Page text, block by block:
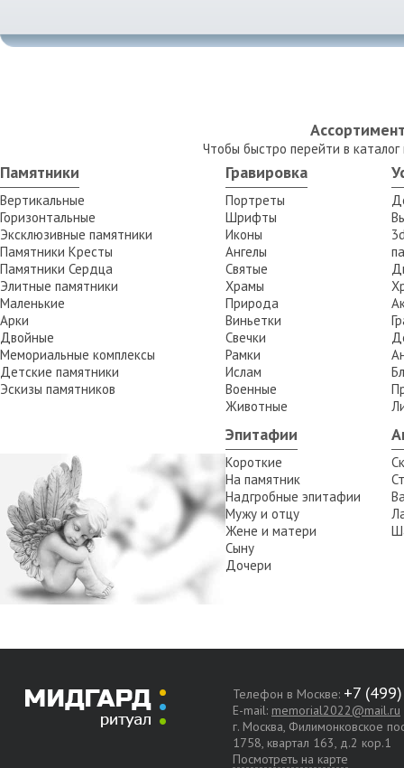
Чтобы быстро перейти в
Памятники Гравировка
Вертикальные
Горизонтальные
Эксклюзивные памятники
Памятники Кресты
Памятники Сердца
Элитные памятники
Маленькие
Арки
Двойные
Мемориальные комплексы
Детские памятники
Эскизы памятников
Портреты
Шрифты
Иконы
Ангелы
Святые
Храмы
Природа
Виньетки
Свечки
Рамки
Ислам
Военные
Животные
Эпитафии
Короткие
На памятник
Надгробные эпитафии
Мужу и отцу
Жене и матери
Сыну
Дочери
Телефон в Москве:
E-mail: memorial2022@mail.ru
г. Москва, Филимонковское
1758, квартал 163, д.2 кор.1
Посмотреть на карте